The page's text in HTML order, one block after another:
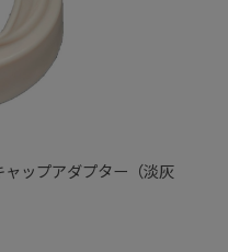
ップアダプター（淡灰